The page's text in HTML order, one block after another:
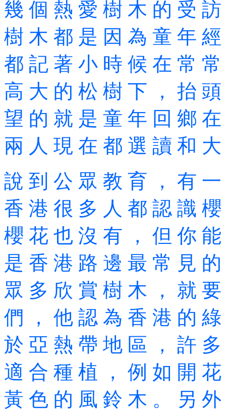
幾 個 熱 愛 樹 木 的 受
樹 木 都 是 因 為 童 年
都 記 著 小 時 候 在 常
高 大 的 松 樹 下 ， 抬
望 的 就 是 童 年 回 鄉
兩 人 現 在 都 選 讀 和
說 到 公 眾 教 育 ， 有
香 港 很 多 人 都 認 識
櫻 花 也 沒 有 ， 但 你
是 香 港 路 邊 最 常 見
眾 多 欣 賞 樹 木 ， 就
們 ， 他 認 為 香 港 的
於 亞 熱 帶 地 區 ， 許
適 合 種 植 ， 例 如 開
黃 色 的 風 鈴 木 。 另